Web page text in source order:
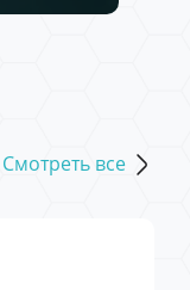
Смотреть все